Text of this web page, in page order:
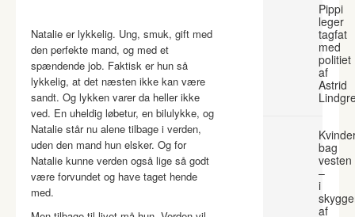
Natalie er lykkelig. Ung, smuk, gift med
den perfekte mand, og med et
spændende job. Faktisk er hun så
lykkelig, at det næsten ikke kan være
sandt. Og lykken varer da heller ikke
ved. En uheldig løbetur, en bilulykke, og
Natalie står nu alene tilbage i verden,
uden den mand hun elsker. Og for
Natalie kunne verden også lige så godt
være forvundet og have taget hende
med.
Pippi
leger
tagfat
med
politiet
af
Astrid
bag
vesten
–
i
af